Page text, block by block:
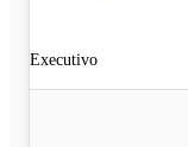
Executivo